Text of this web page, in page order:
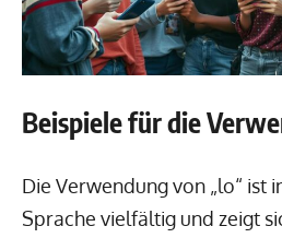
Beispiele für die
Die Verwendung von „lo“ ist
Sprache vielfältig und zeigt